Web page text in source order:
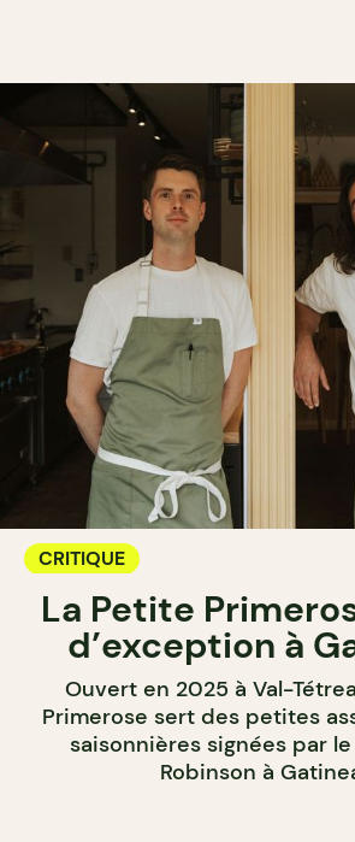
CRITIQUE
La Petite
d’exception à
Ouvert en 2025 à Val-
Primerose sert des petites
saisonnières signées par
Robinson à